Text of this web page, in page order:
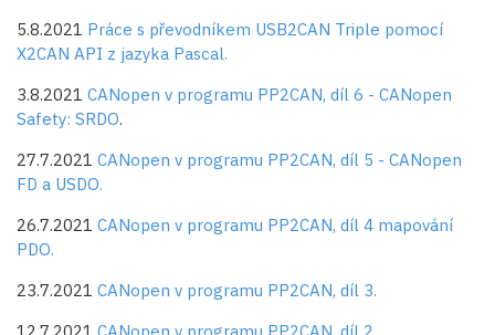
5.8.2021 Práce s převodníkem USB2CAN Triple pomocí
X2CAN API z jazyka Pascal.
3.8.2021 CANopen v programu PP2CAN, díl 6 - CANopen
Safety: SRDO.
27.7.2021 CANopen v programu PP2CAN, díl 5 - CANopen
FD a USDO.
26.7.2021 CANopen v programu PP2CAN, díl 4 mapování
PDO.
23.7.2021 CANopen v programu PP2CAN, díl 3.